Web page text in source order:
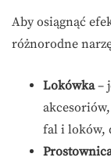
Aby osiągnąć
różnorodne
Lokówka–
fal i loków,